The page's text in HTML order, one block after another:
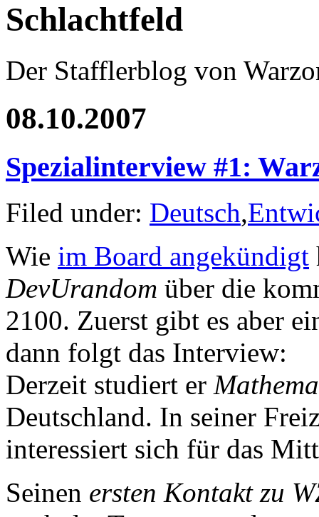
Schlachtfeld
Der Stafflerblog von
08.10.2007
Spezialinterview #1:
Filed under: Deutsch,
Wie im Board angekündigt
DevUrandom über die
2100. Zuerst gibt es aber
dann folgt das Interview:
Derzeit studiert er
Deutschland. In seiner
interessiert sich für das
Seinen ersten Kontakt zu